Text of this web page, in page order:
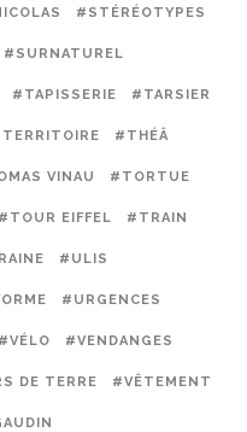
#STÉRÉOTYPES
#SURNATUREL
#TAPISSERIE #TARSIER
#THÉÂ
VINAU #TORTUE
#TOUR EIFFEL #TRAIN
#ULIS
#URGENCES
#VÉLO #VENDANGES
DE TERRE #VÊTEMENT